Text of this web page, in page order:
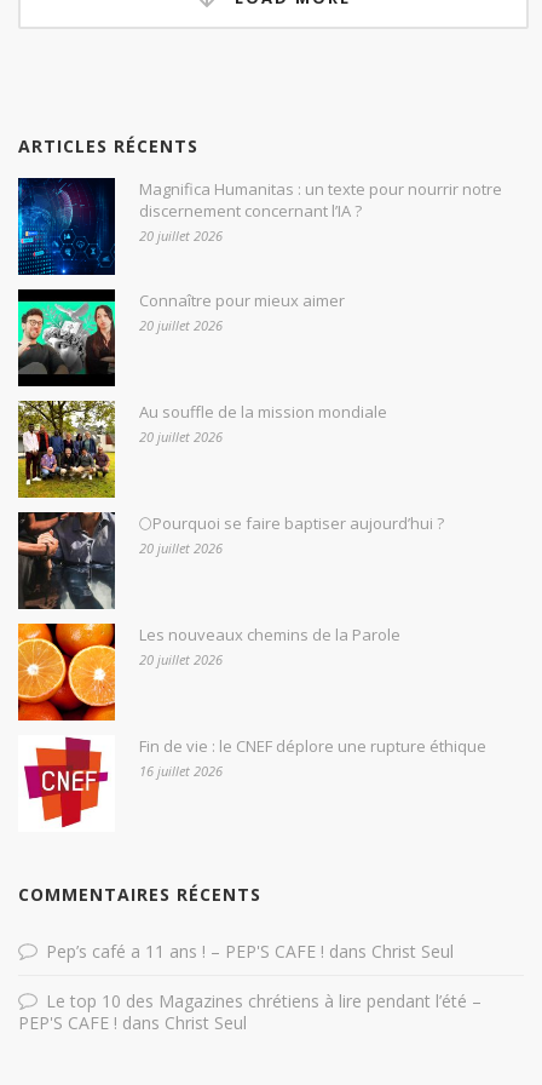
ARTICLES RÉCENTS
Magnifica Humanitas : un texte pour nourrir notre
discernement concernant l’IA ?
20 juillet 2026
Connaître pour mieux aimer
20 juillet 2026
Au souffle de la mission mondiale
20 juillet 2026
🌕Pourquoi se faire baptiser aujourd’hui ?
20 juillet 2026
Les nouveaux chemins de la Parole
20 juillet 2026
Fin de vie : le CNEF déplore une rupture éthique
16 juillet 2026
COMMENTAIRES RÉCENTS
Pep’s café a 11 ans ! – PEP'S CAFE ! dans Christ Seul
Le top 10 des Magazines chrétiens à lire pendant l’été –
PEP'S CAFE ! dans Christ Seul